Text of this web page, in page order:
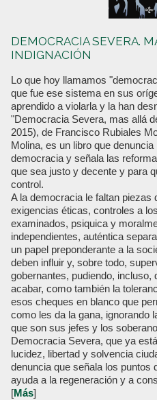
DEMOCRACIA SEVERA.
INDIGNACIÓN
Lo que hoy llamamos
que fue ese sistema en sus
aprendido a violarla y la han
"Democracia Severa, mas allá
2015), de Francisco Rubiales
Molina, es un libro que
democracia y señala las
que sea justo y decente y para
control.
A la democracia le faltan piezas
exigencias éticas, controles a
examinados, psiquica y
independientes, auténtica
un papel preponderante a la
deben influir y, sobre todo,
gobernantes, pudiendo, incluso,
acabar, como también la
esos cheques en blanco que
como les da la gana, ignorando
que son sus jefes y los
Democracia Severa, que ya
lucidez, libertad y solvencia
denuncia que señala los puntos
ayuda a la regeneración y a
[Más]